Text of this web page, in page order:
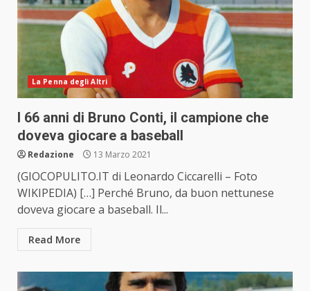
La Penna degli Altri
I 66 anni di Bruno Conti, il campione che
doveva giocare a baseball
Redazione 13 Marzo 2021
(GIOCOPULITO.IT di Leonardo Ciccarelli – Foto
WIKIPEDIA) […] Perché Bruno, da buon nettunese
doveva giocare a baseball. Il...
Read More